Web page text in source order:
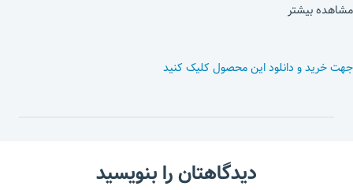
مشاهده بیشتر
جهت خرید و دانلود این محصول کلیک کنید
دیدگاهتان را بنویسید